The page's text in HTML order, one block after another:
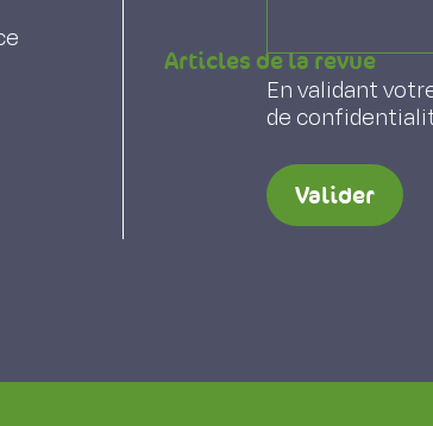
Articles de la revue
En validant
de
Valider